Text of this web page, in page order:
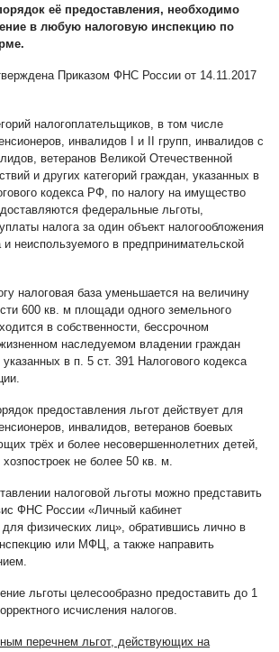
её предоставления, необходимо
в любую налоговую инспекцию по
Приказом ФНС России от 14.11.2017
налогоплательщиков, в том числе
инвалидов I и II групп, инвалидов с
ветеранов Великой Отечественной
и других категорий граждан, указанных в
кодекса РФ, по налогу на имущество
федеральные льготы,
налога за один объект налогообложения
неиспользуемого в предпринимательской
налоговая база уменьшается на величину
600 кв. м площади одного земельного
в собственности, бессрочном
наследуемом владении граждан
указанных в п. 5 ст. 391 Налогового кодекса
предоставления льгот действует для
инвалидов, ветеранов боевых
трёх и более несовершеннолетних детей,
не более 50 кв. м.
налоговой льготы можно представить
ФНС России «Личный кабинет
физических лиц», обратившись лично в
или МФЦ, а также направить
льготы целесообразно предоставить до 1
исчисления налогов.
перечнем льгот, действующих на